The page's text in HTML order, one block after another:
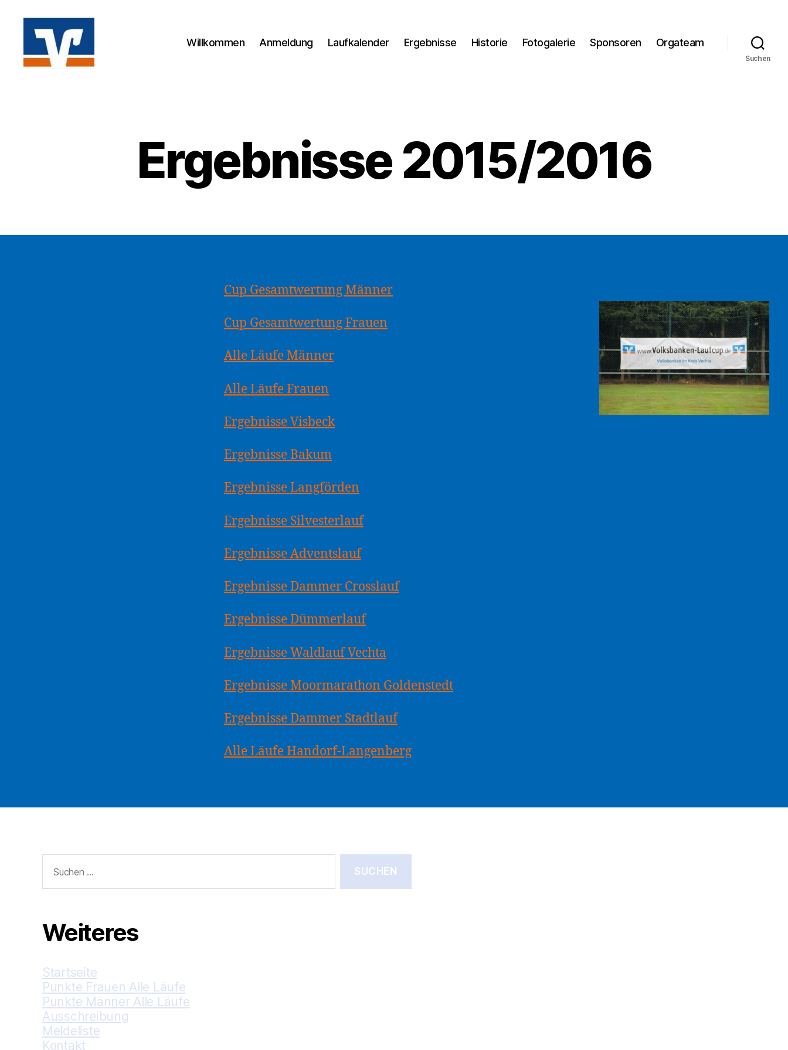
Willkommen Anmeldung Laufkalender Ergebnisse Historie Fotogalerie Sponsoren Orgateam
Suchen
Ergebnisse 2015/2016
Cup Gesamtwertung Männer
Cup Gesamtwertung Frauen
Alle Läufe Männer
Alle Läufe Frauen
Ergebnisse Visbeck
Ergebnisse Bakum
Ergebnisse Langförden
Ergebnisse Silvesterlauf
Ergebnisse Adventslauf
Ergebnisse Dammer Crosslauf
Ergebnisse Dümmerlauf
Ergebnisse Waldlauf Vechta
Ergebnisse Moormarathon Goldenstedt
Ergebnisse Dammer Stadtlauf
Alle Läufe Handorf-Langenberg
nach:
Weiteres
Startseite
Punkte Frauen Alle Läufe
Punkte Männer Alle Läufe
Ausschreibung
Meldeliste
Kontakt